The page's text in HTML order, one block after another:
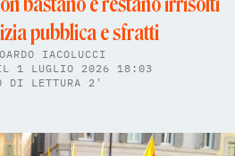
pubblica e sfratti
IACOLUCCI
IL 1 LUGLIO 2026 18:03
DI LETTURA 2'